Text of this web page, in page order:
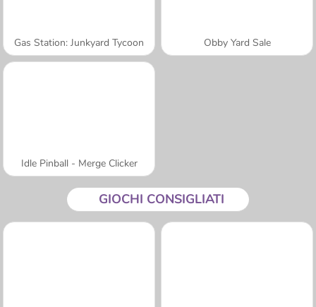
Gas Station: Junkyard Tycoon Obby Yard Sale
Idle Pinball - Merge Clicker
GIOCHI CONSIGLIATI